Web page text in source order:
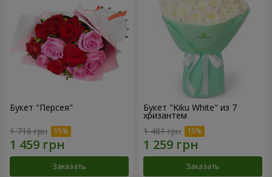
Букет "Персея"
1 716 грн
Заказать
Букет "Kiku White" из 7
хризантем
1 481 грн
Заказать